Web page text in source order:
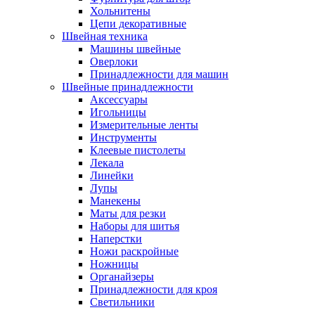
Хольнитены
Цепи декоративные
Швейная техника
Машины швейные
Оверлоки
Принадлежности для машин
Швейные принадлежности
Аксессуары
Игольницы
Измерительные ленты
Инструменты
Клеевые пистолеты
Лекала
Линейки
Лупы
Манекены
Маты для резки
Наборы для шитья
Наперстки
Ножи раскройные
Ножницы
Органайзеры
Принадлежности для кроя
Светильники